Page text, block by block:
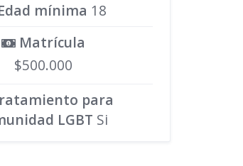
mínima 18
Matrícula
$500.000
para
LGBT Si